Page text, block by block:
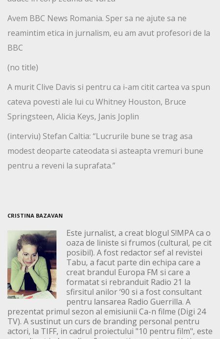
Avem BBC News Romania. Sper sa ne ajute sa ne
reamintim etica in jurnalism, eu am avut profesori de la
BBC
(no title)
A murit Clive Davis si pentru ca i-am citit cartea va spun
cateva povesti ale lui cu Whitney Houston, Bruce
Springsteen, Alicia Keys, Janis Joplin
(interviu) Stefan Caltia: “Lucrurile bune se trag asa
modest deoparte cateodata si asteapta vremuri bune
pentru a reveni la suprafata.”
CRISTINA BAZAVAN
Este jurnalist, a creat blogul S!MPA ca o
oaza de liniste si frumos (cultural, pe cit
posibil). A fost redactor sef al revistei
Tabu, a facut parte din echipa care a
creat brandul Europa FM si care a
formatat si rebranduit Radio 21 la
sfirsitul anilor ‘90 si a fost consultant
pentru lansarea Radio Guerrilla. A
prezentat primul sezon al emisiunii Ca-n filme (Digi 24
TV). A sustinut un curs de branding personal pentru
actori, la TIFF, in cadrul proiectului "10 pentru film", este